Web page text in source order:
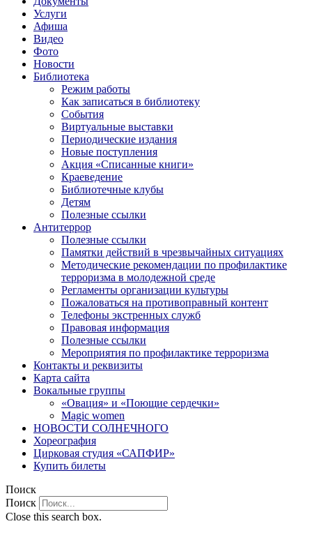
Услуги
Афиша
Видео
Фото
Новости
Библиотека
Режим работы
Как записаться в библиотеку
События
Виртуальные выставки
Периодические издания
Новые поступления
Акция «Списанные книги»
Краеведение
Библиотечные клубы
Детям
Полезные ссылки
Антитеррор
Полезные ссылки
Памятки действий в чрезвычайных ситуациях
Методические рекомендации по профилактике
терроризма в молодежной среде
Регламенты организации культуры
Пожаловаться на противоправный контент
Телефоны экстренных служб
Правовая информация
Полезные ссылки
Мероприятия по профилактике терроризма
Контакты и реквизиты
Карта сайта
Вокальные группы
«Овация» и «Поющие сердечки»
Magic women
НОВОСТИ СОЛНЕЧНОГО
Хореография
Цирковая студия «САПФИР»
Купить билеты
Поиск
Поиск
Close this search box.